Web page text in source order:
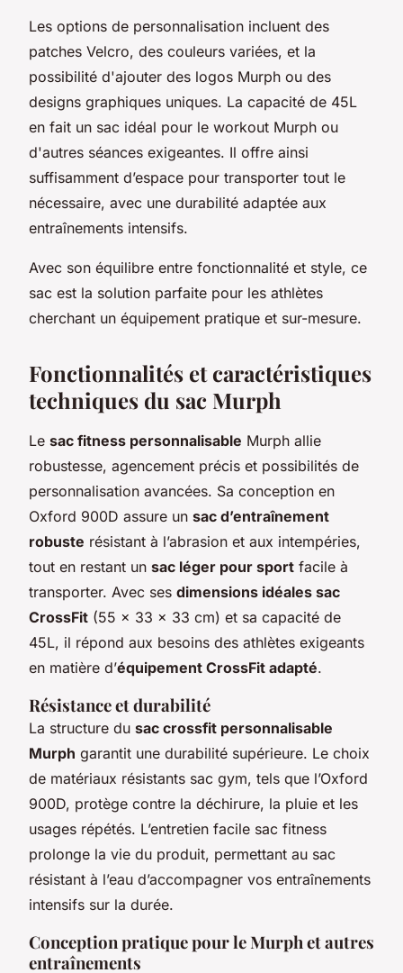
Les options de personnalisation incluent des
patches Velcro, des couleurs variées, et la
possibilité d'ajouter des logos Murph ou des
designs graphiques uniques. La capacité de 45L
en fait un sac idéal pour le workout Murph ou
d'autres séances exigeantes. Il offre ainsi
suffisamment d’espace pour transporter tout le
nécessaire, avec une durabilité adaptée aux
entraînements intensifs.
Avec son équilibre entre fonctionnalité et style, ce
sac est la solution parfaite pour les athlètes
cherchant un équipement pratique et sur-mesure.
Fonctionnalités et caractéristiques
techniques du sac Murph
Le sac fitness personnalisable Murph allie
robustesse, agencement précis et possibilités de
personnalisation avancées. Sa conception en
Oxford 900D assure un sac d’entraînement
robuste résistant à l’abrasion et aux intempéries,
tout en restant un sac léger pour sport facile à
transporter. Avec ses dimensions idéales sac
CrossFit (55 x 33 x 33 cm) et sa capacité de
45L, il répond aux besoins des athlètes exigeants
en matière d’équipement CrossFit adapté.
Résistance et durabilité
La structure du sac crossfit personnalisable
Murph garantit une durabilité supérieure. Le choix
de matériaux résistants sac gym, tels que l’Oxford
900D, protège contre la déchirure, la pluie et les
usages répétés. L’entretien facile sac fitness
prolonge la vie du produit, permettant au sac
résistant à l’eau d’accompagner vos entraînements
intensifs sur la durée.
Conception pratique pour le Murph et autres
entraînements